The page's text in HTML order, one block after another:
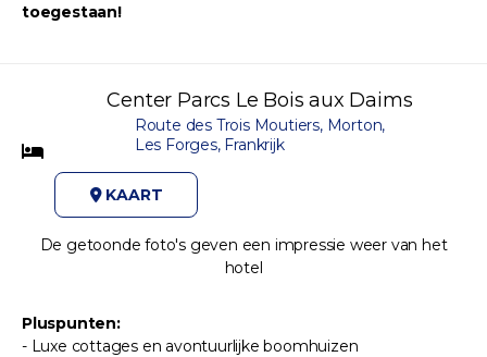
toegestaan!
Center Parcs Le Bois aux Daims
Route des Trois Moutiers, Morton,
Les Forges, Frankrijk
KAART
De getoonde foto's geven een impressie weer van het
hotel
Pluspunten:
- Luxe cottages en avontuurlijke boomhuizen